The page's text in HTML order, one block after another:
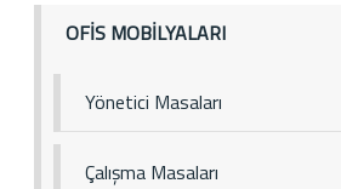
OFİS MOBİLYALARI
Yönetici Masaları
Çalışma Masaları